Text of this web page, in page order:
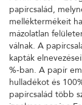
papírcsalád,
melléktermékeit
mázolatlan
válnak. A
kapták
%-ban. A papír
hulladékot és
papírcsalád több